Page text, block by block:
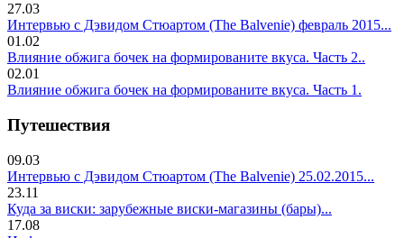
27.03
Интервью с Дэвидом Стюартом (The Balvenie) февраль 2015...
01.02
Влияние обжига бочек на формированите вкуса. Часть 2..
02.01
Влияние обжига бочек на формированите вкуса. Часть 1.
Путешествия
09.03
Интервью с Дэвидом Стюартом (The Balvenie) 25.02.2015...
23.11
Куда за виски: зарубежные виски-магазины (бары)...
17.08